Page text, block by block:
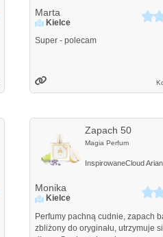
Marta
Kielce
Super - polecam
Zapach 50
Magia Perfum
InspirowaneCloud
Monika
Kielce
Perfumy pachną cudnie, zapach
zbliżony do oryginału, utrzymuje